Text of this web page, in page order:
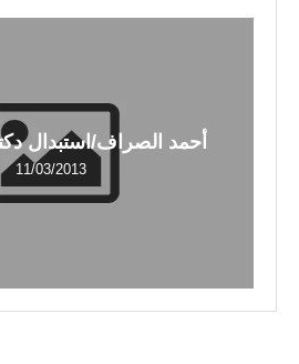
أحمد الصراف/استبدال
11/03/2013